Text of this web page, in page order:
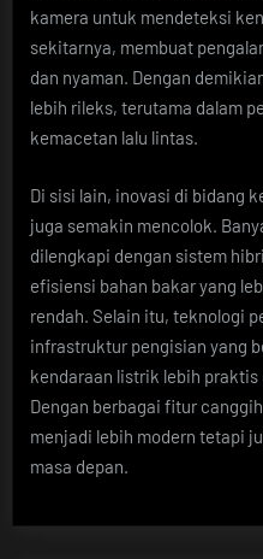
kamera untuk mendeteksi
sekitarnya, membuat
dan nyaman. Dengan
lebih rileks, terutama dalam
kemacetan lalu lintas.
Di sisi lain, inovasi di bidang
juga semakin mencolok.
dilengkapi dengan sistem
efisiensi bahan bakar yang
rendah. Selain itu, teknologi
infrastruktur pengisian yang
kendaraan listrik lebih
Dengan berbagai fitur
menjadi lebih modern tetapi
masa depan.